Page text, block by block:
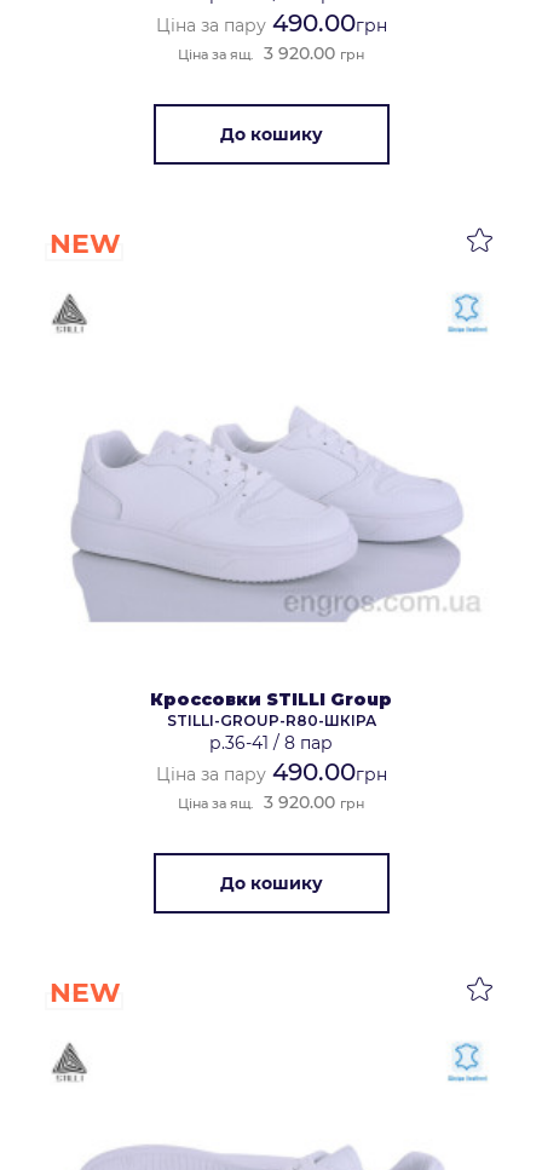
Ціна за пару490.00грн
Ціна за ящ. 3 920.00 грн
До кошику
NEW
Кроссовки STILLI Group
STILLI-GROUP-R80-ШКІРА
р.36-41 / 8 пар
Ціна за пару490.00грн
Ціна за ящ. 3 920.00 грн
До кошику
NEW